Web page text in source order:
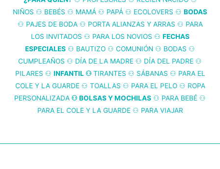
NIÑOS ⚇ BEBÉS ⚇ MAMÁ ⚇ PAPÁ ⚇ ECOLOVERS ⚇ BODAS
⚇ PAJES DE BODA⚇ PORTA ALIANZAS Y ARRAS ⚇ PARA
LOS INVITADOS ⚇ PARA LOS NOVIOS ⚇ FECHAS
ESPECIALES ⚇ BAUTIZO ⚇ COMUNIÓN ⚇ BODAS ⚇
CUMPLEAÑOS ⚇ DÍA DE LA MADRE ⚇ DÍA DEL PADRE ⚇
PILARES ⚇ INFANTIL⚇ TIRANTES ⚇ SÁBANAS ⚇ PARA EL
COLE Y LA GUARDE⚇ TOALLAS ⚇ PARA EL PELO⚇ ROPA
PERSONALIZADA ⚇ BOLSAS Y MOCHILAS ⚇ PARA BEBÉ ⚇
PARA EL COLE Y LA GUARDE⚇ PARA VIAJAR